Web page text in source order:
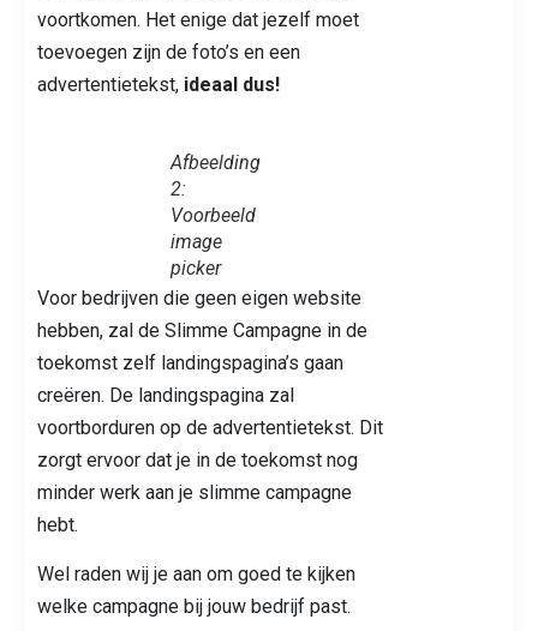
voortkomen. Het enige dat jezelf moet
toevoegen zijn de foto’s en een
advertentietekst, ideaal dus!
Afbeelding
2:
Voorbeeld
image
picker
Voor bedrijven die geen eigen website
hebben, zal de Slimme Campagne in de
toekomst zelf landingspagina’s gaan
creëren. De landingspagina zal
voortborduren op de advertentietekst. Dit
zorgt ervoor dat je in de toekomst nog
minder werk aan je slimme campagne
hebt.
Wel raden wij je aan om goed te kijken
welke campagne bij jouw bedrijf past.